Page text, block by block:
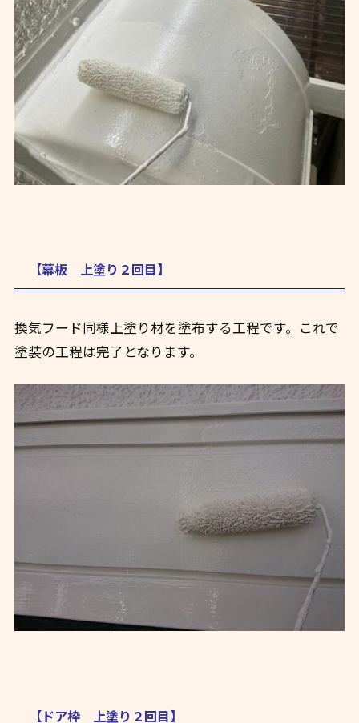
【幕板 上塗り２回目】
換気フード同様上塗り材を塗布する工程です。これで
塗装の工程は完了となります。
【ドア枠 上塗り２回目】